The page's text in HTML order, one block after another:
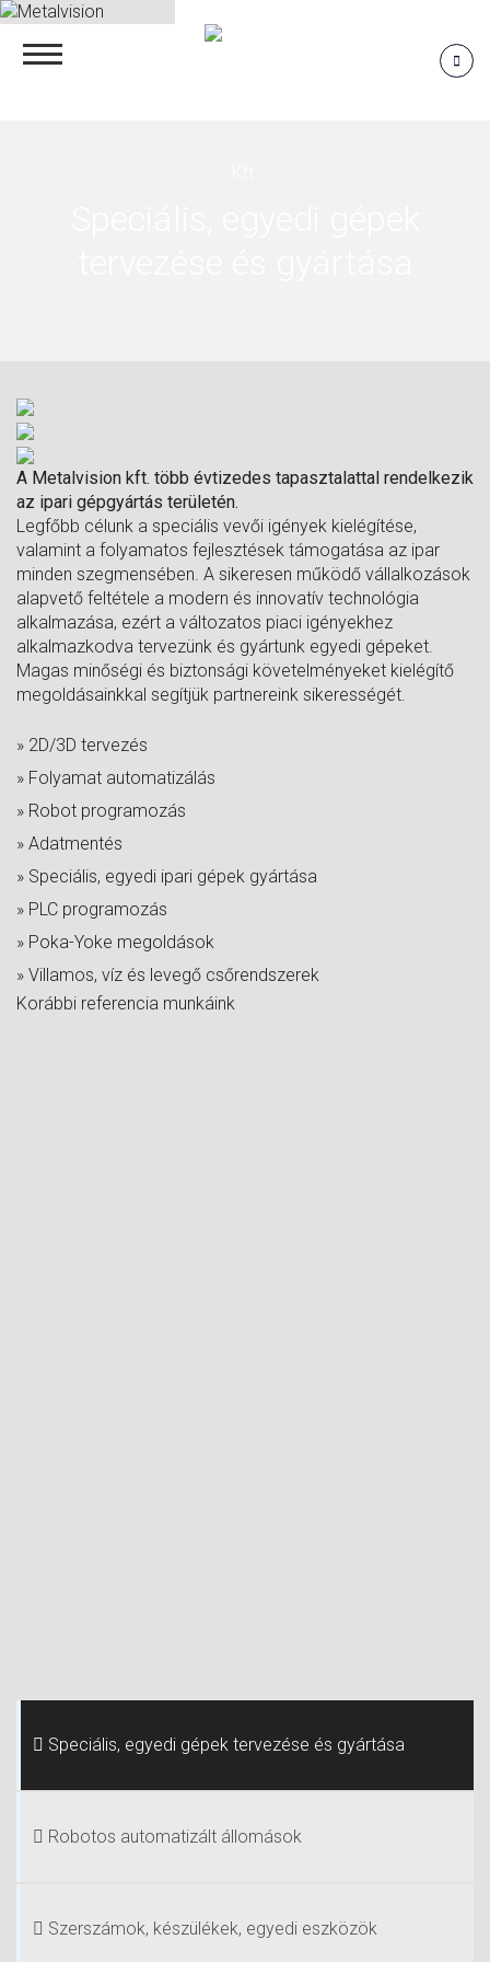
A Metalvision kft. több évtizedes tapasztalattal rendelkezik
az ipari gépgyártás területén.
Legfőbb célunk a speciális vevői igények kielégítése,
valamint a folyamatos fejlesztések támogatása az ipar
minden szegmensében. A sikeresen működő vállalkozások
alapvető feltétele a modern és innovatív technológia
alkalmazása, ezért a változatos piaci igényekhez
alkalmazkodva tervezünk és gyártunk egyedi gépeket.
Magas minőségi és biztonsági követelményeket kielégítő
megoldásainkkal segítjük partnereink sikerességét.
» 2D/3D tervezés
» Folyamat automatizálás
» Robot programozás
» Adatmentés
» Speciális, egyedi ipari gépek gyártása
» PLC programozás
» Poka-Yoke megoldások
» Villamos, víz és levegő csőrendszerek
Korábbi referencia munkáink
Speciális, egyedi gépek tervezése és gyártása
Robotos automatizált állomások
Szerszámok, készülékek, egyedi eszközök